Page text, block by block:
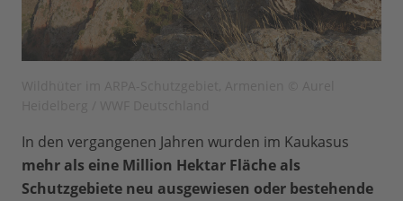
In den vergangenen Jahren wurden im Kaukasus
mehr als eine Million Hektar Fläche als
Schutzgebiete neu ausgewiesen oder bestehende